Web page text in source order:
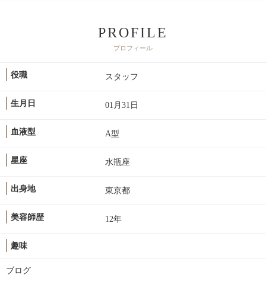
PROFILE
プロフィール
役職 スタッフ
生月日 01月31日
血液型 A型
星座 水瓶座
出身地 東京都
美容師歴 12年
趣味
ブログ